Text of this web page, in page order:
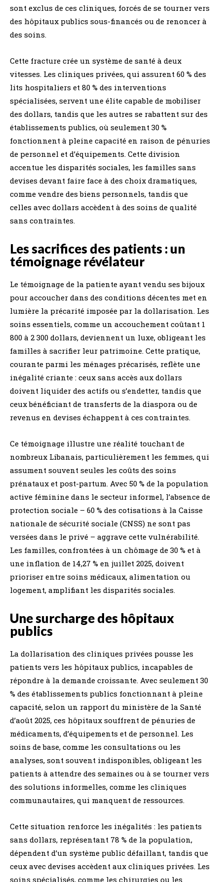
sont exclus de ces cliniques, forcés de se tourner vers
des hôpitaux publics sous-financés ou de renoncer à
des soins.
Cette fracture crée un système de santé à deux
vitesses. Les cliniques privées, qui assurent 60 % des
lits hospitaliers et 80 % des interventions
spécialisées, servent une élite capable de mobiliser
des dollars, tandis que les autres se rabattent sur des
établissements publics, où seulement 30 %
fonctionnent à pleine capacité en raison de pénuries
de personnel et d’équipements. Cette division
accentue les disparités sociales, les familles sans
devises devant faire face à des choix dramatiques,
comme vendre des biens personnels, tandis que
celles avec dollars accèdent à des soins de qualité
sans contraintes.
Les sacrifices des patients : un
témoignage révélateur
Le témoignage de la patiente ayant vendu ses bijoux
pour accoucher dans des conditions décentes met en
lumière la précarité imposée par la dollarisation. Les
soins essentiels, comme un accouchement coûtant 1
800 à 2 300 dollars, deviennent un luxe, obligeant les
familles à sacrifier leur patrimoine. Cette pratique,
courante parmi les ménages précarisés, reflète une
inégalité criante : ceux sans accès aux dollars
doivent liquider des actifs ou s’endetter, tandis que
ceux bénéficiant de transferts de la diaspora ou de
revenus en devises échappent à ces contraintes.
Ce témoignage illustre une réalité touchant de
nombreux Libanais, particulièrement les femmes, qui
assument souvent seules les coûts des soins
prénataux et post-partum. Avec 50 % de la population
active féminine dans le secteur informel, l’absence de
protection sociale – 60 % des cotisations à la Caisse
nationale de sécurité sociale (CNSS) ne sont pas
versées dans le privé – aggrave cette vulnérabilité.
Les familles, confrontées à un chômage de 30 % et à
une inflation de 14,27 % en juillet 2025, doivent
prioriser entre soins médicaux, alimentation ou
logement, amplifiant les disparités sociales.
Une surcharge des hôpitaux
publics
La dollarisation des cliniques privées pousse les
patients vers les hôpitaux publics, incapables de
répondre à la demande croissante. Avec seulement 30
% des établissements publics fonctionnant à pleine
capacité, selon un rapport du ministère de la Santé
d’août 2025, ces hôpitaux souffrent de pénuries de
médicaments, d’équipements et de personnel. Les
soins de base, comme les consultations ou les
analyses, sont souvent indisponibles, obligeant les
patients à attendre des semaines ou à se tourner vers
des solutions informelles, comme les cliniques
communautaires, qui manquent de ressources.
Cette situation renforce les inégalités : les patients
sans dollars, représentant 78 % de la population,
dépendent d’un système public défaillant, tandis que
ceux avec devises accèdent aux cliniques privées. Les
soins spécialisés, comme les chirurgies ou les